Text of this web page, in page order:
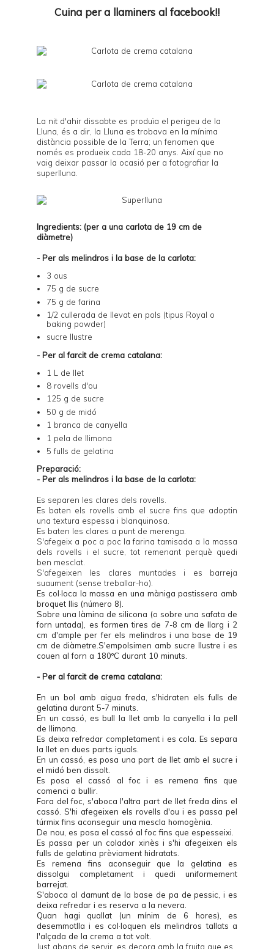
Cuina per a llaminers al facebook!!
La nit d'ahir dissabte es produïa el perigeu de la
Lluna, és a dir, la Lluna es trobava en la mínima
distància possible de la Terra; un fenomen que
només es produeix cada 18-20 anys. Així que no
vaig deixar passar la ocasió per a fotografiar la
superlluna.
Ingredients: (per a una carlota de 19 cm de
diàmetre)
- Per als melindros i la base de la carlota:
3 ous
75 g de sucre
75 g de farina
1/2 cullerada de llevat en pols (tipus Royal o
baking powder)
sucre llustre
- Per al farcit de crema catalana:
1 L de llet
8 rovells d'ou
125 g de sucre
50 g de midó
1 branca de canyella
1 pela de llimona
5 fulls de gelatina
Preparació:
- Per als melindros i la base de la carlota:
Es separen les clares dels rovells.
Es baten els rovells amb el sucre fins que adoptin
una textura espessa i blanquinosa.
Es baten les clares a punt de merenga.
S'afegeix a poc a poc la farina tamisada a la massa
dels rovells i el sucre, tot remenant perquè quedi
ben mesclat.
S'afegeixen les clares muntades i es barreja
suaument (sense treballar-ho).
Es col·loca la massa en una màniga pastissera amb
broquet llis (número 8).
Sobre una làmina de silicona (o sobre una safata de
forn untada), es formen tires de 7-8 cm de llarg i 2
cm d'ample per fer els melindros i una base de 19
cm de diàmetre.S'empolsimen amb sucre llustre i es
couen al forn a 180ºC durant 10 minuts.
- Per al farcit de crema catalana:
En un bol amb aigua freda, s'hidraten els fulls de
gelatina durant 5-7 minuts.
En un cassó, es bull la llet amb la canyella i la pell
de llimona.
Es deixa refredar completament i es cola. Es separa
la llet en dues parts iguals.
En un cassó, es posa una part de llet amb el sucre i
el midó ben dissolt.
Es posa el cassó al foc i es remena fins que
comenci a bullir.
Fora del foc, s'aboca l'altra part de llet freda dins el
cassó. S'hi afegeixen els rovells d'ou i es passa pel
túrmix fins aconseguir una mescla homogènia.
De nou, es posa el cassó al foc fins que espesseixi.
Es passa per un colador xinès i s'hi afegeixen els
fulls de gelatina prèviament hidratats.
Es remena fins aconseguir que la gelatina es
dissolgui completament i quedi uniformement
barrejat.
S'aboca al damunt de la base de pa de pessic, i es
deixa refredar i es reserva a la nevera.
Quan hagi quallat (un mínim de 6 hores), es
desemmotlla i es col·loquen els melindros tallats a
l'alçada de la crema a tot volt.
Just abans de servir, es decora amb la fruita que es